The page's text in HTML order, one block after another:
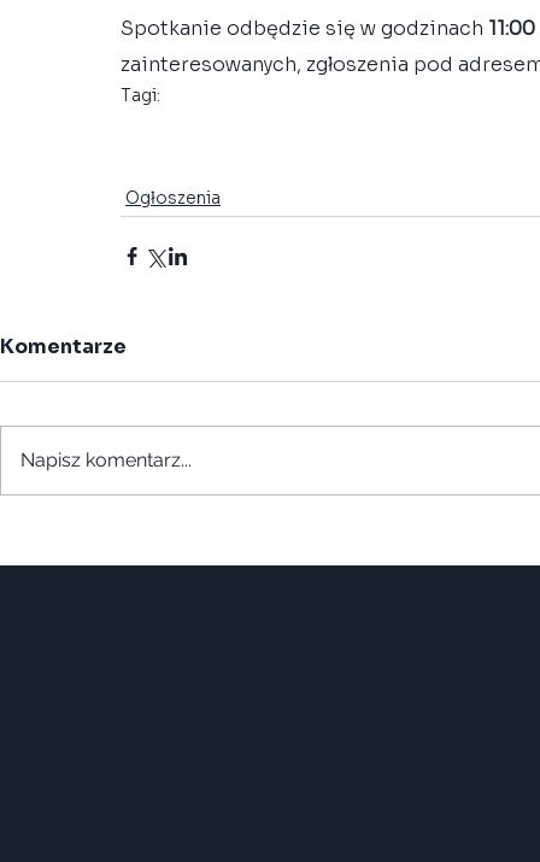
Spotkanie odbędzie się w godzinach
zainteresowanych, zgłoszenia pod
Tagi:
Ogłoszenia
Komentarze
Napisz komentarz...